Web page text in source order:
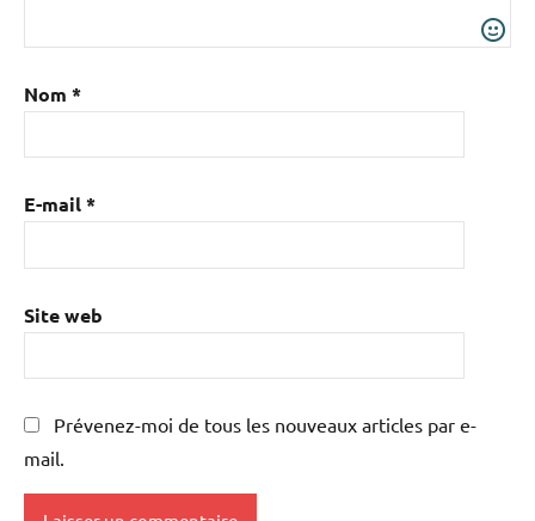
Nom *
E-mail*
Site web
Prévenez-moi de tous les nouveaux articles par e-
mail.